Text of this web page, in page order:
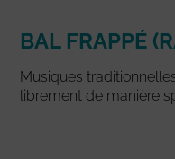
BAL FRAPPÉ
Musiques
librement de manière